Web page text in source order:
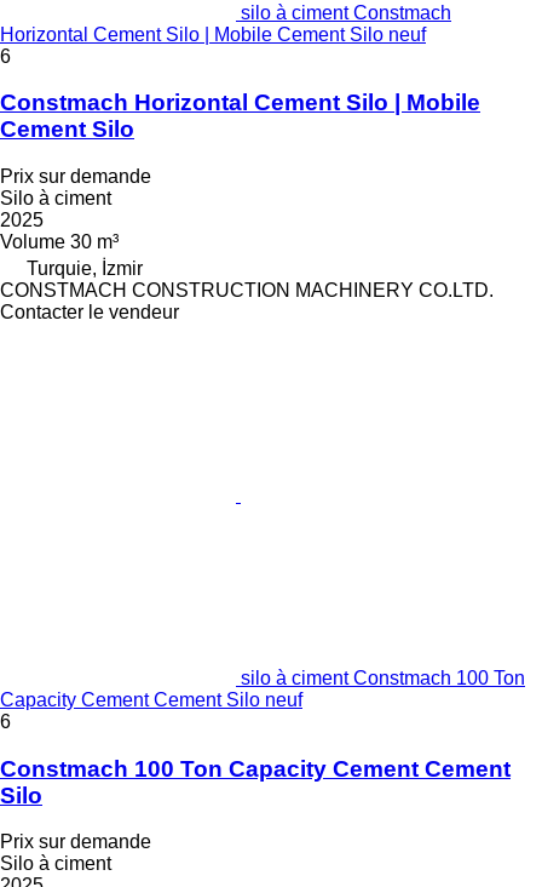
silo à ciment Constmach
Horizontal Cement Silo | Mobile Cement Silo neuf
6
Constmach Horizontal Cement Silo | Mobile
Cement Silo
Prix sur demande
Silo à ciment
2025
Volume 30 m³
Turquie, İzmir
CONSTMACH CONSTRUCTION MACHINERY CO.LTD.
Contacter le vendeur
silo à ciment Constmach 100 Ton
Capacity Cement Cement Silo neuf
6
Constmach 100 Ton Capacity Cement Cement
Silo
Prix sur demande
Silo à ciment